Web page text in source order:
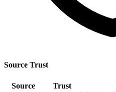
Source Trust
Source Trust